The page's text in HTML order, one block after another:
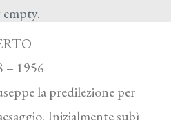
– 1956
la predilezione per
Inizialmente subì